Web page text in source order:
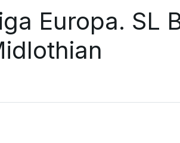
Europa. SL